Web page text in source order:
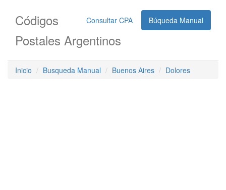
Consultar CPA Búqueda Manual
Códigos
Postales Argentinos
Inicio Busqueda Manual Buenos Aires Dolores